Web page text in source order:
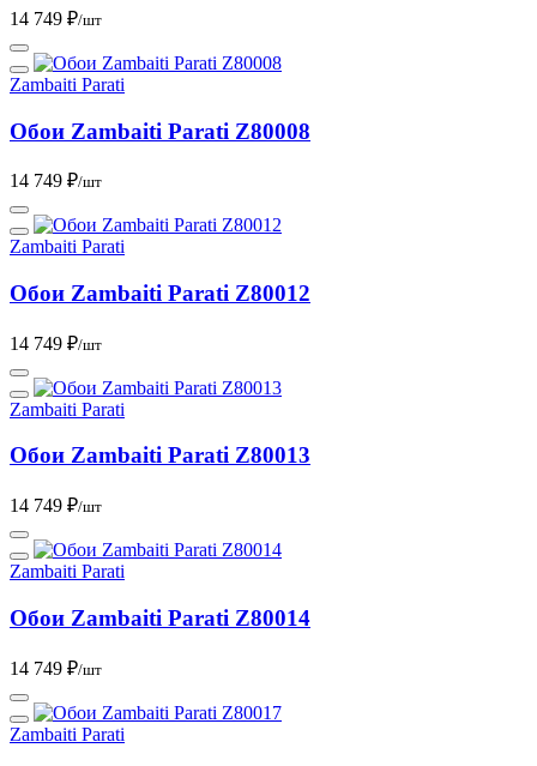
14 749 ₽/шт
Zambaiti Parati
Обои Zambaiti Parati Z80008
14 749 ₽/шт
Zambaiti Parati
Обои Zambaiti Parati Z80012
14 749 ₽/шт
Zambaiti Parati
Обои Zambaiti Parati Z80013
14 749 ₽/шт
Zambaiti Parati
Обои Zambaiti Parati Z80014
14 749 ₽/шт
Zambaiti Parati